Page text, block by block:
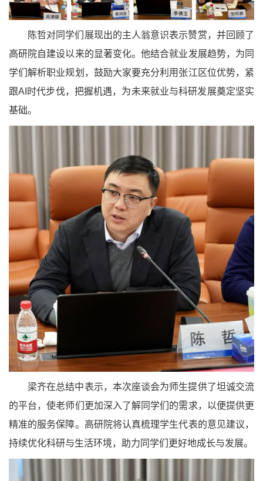
陈哲对同学们展现出的主人翁意识表示赞赏，并回顾了
高研院自建设以来的显著变化。他结合就业发展趋势，为同
学们解析职业规划，鼓励大家要充分利用张江区位优势，紧
跟AI时代步伐，把握机遇，为未来就业与科研发展奠定坚实
基础。
梁齐在总结中表示，本次座谈会为师生提供了坦诚交流
的平台，使老师们更加深入了解同学们的需求，以便提供更
精准的服务保障。高研院将认真梳理学生代表的意见建议，
持续优化科研与生活环境，助力同学们更好地成长与发展。